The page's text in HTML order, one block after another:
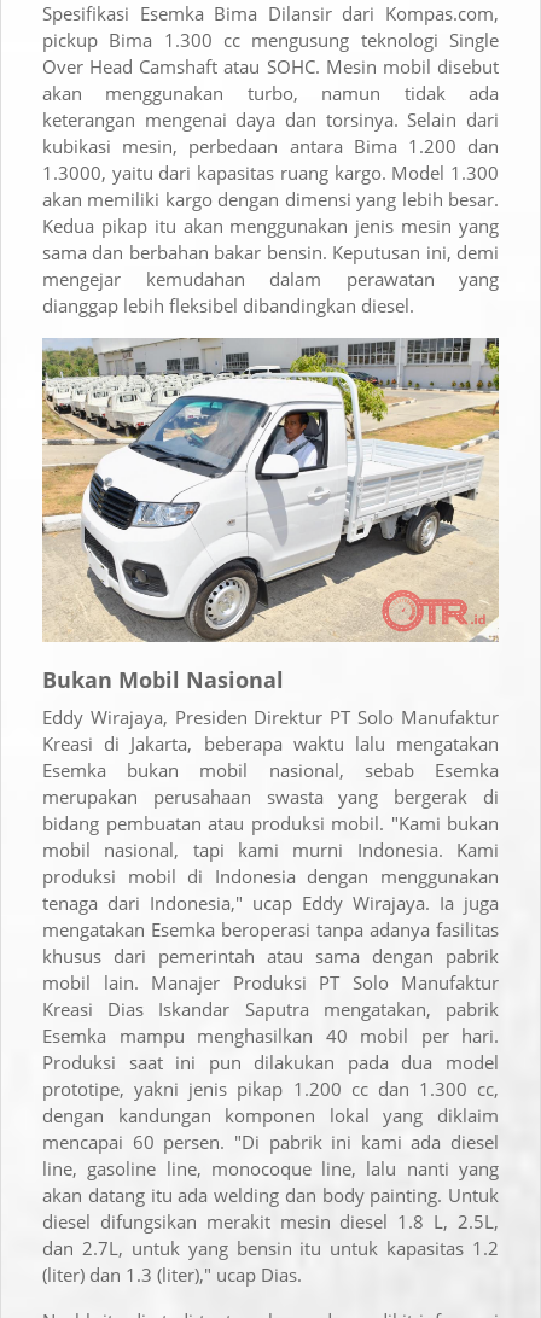
Spesifikasi Esemka Bima Dilansir dari Kompas.com,
pickup Bima 1.300 cc mengusung teknologi Single
Over Head Camshaft atau SOHC. Mesin mobil disebut
akan menggunakan turbo, namun tidak ada
keterangan mengenai daya dan torsinya. Selain dari
kubikasi mesin, perbedaan antara Bima 1.200 dan
1.3000, yaitu dari kapasitas ruang kargo. Model 1.300
akan memiliki kargo dengan dimensi yang lebih besar.
Kedua pikap itu akan menggunakan jenis mesin yang
sama dan berbahan bakar bensin. Keputusan ini, demi
mengejar kemudahan dalam perawatan yang
dianggap lebih fleksibel dibandingkan diesel.
Bukan Mobil Nasional
Eddy Wirajaya, Presiden Direktur PT Solo Manufaktur
Kreasi di Jakarta, beberapa waktu lalu mengatakan
Esemka bukan mobil nasional, sebab Esemka
merupakan perusahaan swasta yang bergerak di
bidang pembuatan atau produksi mobil. "Kami bukan
mobil nasional, tapi kami murni Indonesia. Kami
produksi mobil di Indonesia dengan menggunakan
tenaga dari Indonesia," ucap Eddy Wirajaya. Ia juga
mengatakan Esemka beroperasi tanpa adanya fasilitas
khusus dari pemerintah atau sama dengan pabrik
mobil lain. Manajer Produksi PT Solo Manufaktur
Kreasi Dias Iskandar Saputra mengatakan, pabrik
Esemka mampu menghasilkan 40 mobil per hari.
Produksi saat ini pun dilakukan pada dua model
prototipe, yakni jenis pikap 1.200 cc dan 1.300 cc,
dengan kandungan komponen lokal yang diklaim
mencapai 60 persen. "Di pabrik ini kami ada diesel
line, gasoline line, monocoque line, lalu nanti yang
akan datang itu ada welding dan body painting. Untuk
diesel difungsikan merakit mesin diesel 1.8 L, 2.5L,
dan 2.7L, untuk yang bensin itu untuk kapasitas 1.2
(liter) dan 1.3 (liter)," ucap Dias.